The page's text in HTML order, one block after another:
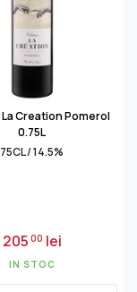
Creation Pomerol
0.75L
75CL / 14.5%
20500 lei
IN STOC